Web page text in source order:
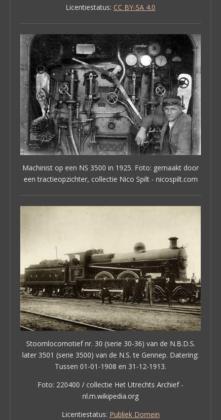
Licentiestatus: CC BY-SA 4.0
Machinist op een NS 3500 in 1925. Foto: gemaakt door
een tractieopzichter, collectie Nico Spilt - nicospilt.com
Stoomlocomotief nr. 30 (serie 30-36) van de N.B.D.S.
later 3501 (serie 3500) van de N.S. te Gennep. Datering:
Tussen 01-01-1908 en 31-12-1913.
Foto: 220400 / collectie Het Utrechts Archief -
nl.m.wikipedia.org
Licentiestatus: Publiek Domein